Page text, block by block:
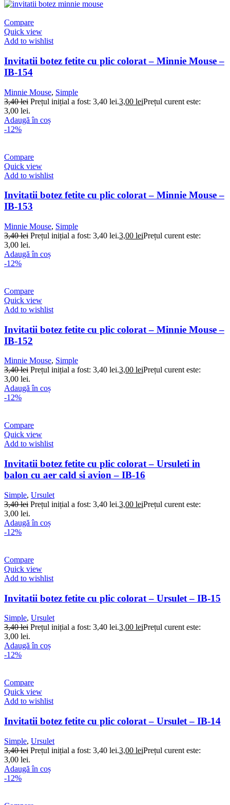
Compare
Quick view
Add to wishlist
Invitatii botez fetite cu plic colorat – Minnie Mouse –
IB-154
Minnie Mouse, Simple
3,40lei Prețul inițial a fost: 3,40 lei.3,00 leiPrețul curent este:
3,00 lei.
Adaugă în coș
-12%
Compare
Quick view
Add to wishlist
Invitatii botez fetite cu plic colorat – Minnie Mouse –
IB-153
Minnie Mouse, Simple
3,40lei Prețul inițial a fost: 3,40 lei.3,00 leiPrețul curent este:
3,00 lei.
Adaugă în coș
-12%
Compare
Quick view
Add to wishlist
Invitatii botez fetite cu plic colorat – Minnie Mouse –
IB-152
Minnie Mouse, Simple
3,40lei Prețul inițial a fost: 3,40 lei.3,00 leiPrețul curent este:
3,00 lei.
Adaugă în coș
-12%
Compare
Quick view
Add to wishlist
Invitatii botez fetite cu plic colorat – Ursuleti in
balon cu aer cald si avion – IB-16
Simple, Ursulet
3,40lei Prețul inițial a fost: 3,40 lei.3,00 leiPrețul curent este:
3,00 lei.
Adaugă în coș
-12%
Compare
Quick view
Add to wishlist
Invitatii botez fetite cu plic colorat – Ursulet – IB-15
Simple, Ursulet
3,40lei Prețul inițial a fost: 3,40 lei.3,00 leiPrețul curent este:
3,00 lei.
Adaugă în coș
-12%
Compare
Quick view
Add to wishlist
Invitatii botez fetite cu plic colorat – Ursulet – IB-14
Simple, Ursulet
3,40lei Prețul inițial a fost: 3,40 lei.3,00 leiPrețul curent este:
3,00 lei.
Adaugă în coș
-12%